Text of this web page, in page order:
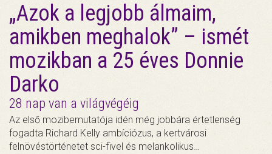
„Azok a legjobb álmaim,
amikben meghalok” – ismét
mozikban a 25 éves Donnie
Darko
28 nap van a világvégéig
Az első mozibemutatója idén még jobbára értetlenség
fogadta Richard Kelly ambíciózus, a kertvárosi
felnövéstörténetet sci-fivel és melankolikus…